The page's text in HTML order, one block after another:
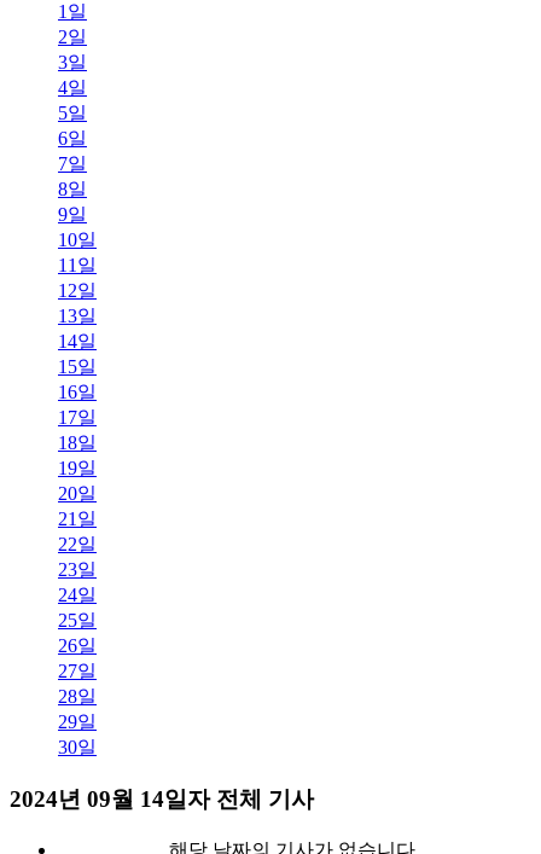
1일
2일
3일
4일
5일
6일
7일
8일
9일
10일
11일
12일
13일
14일
15일
16일
17일
18일
19일
20일
21일
22일
23일
24일
25일
26일
27일
28일
29일
30일
2024년 09월 14일자 전체 기사
해당 날짜의 기사가 없습니다.